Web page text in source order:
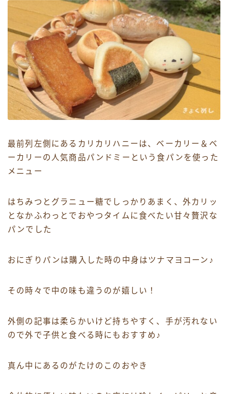
最前列左側にあるカリカリハニーは、ベーカリー＆ベ
ーカリーの人気商品パンドミーという食パンを使った
メニュー
はちみつとグラニュー糖でしっかりあまく、外カリッ
となかふわっとでおやつタイムに食べたい甘々贅沢な
パンでした
おにぎりパンは購入した時の中身はツナマヨコーン♪
その時々で中の味も違うのが嬉しい！
外側の記事は柔らかいけど持ちやすく、手が汚れない
ので外で子供と食べる時にもおすすめ♪
真ん中にあるのがたけのこのおやき